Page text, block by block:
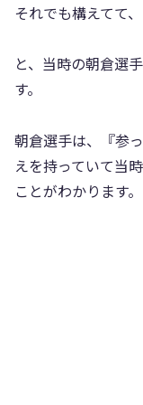
それでも構えてて
と、当時の朝倉選
す。
朝倉選手は、『参
えを持っていて当
ことがわかります。